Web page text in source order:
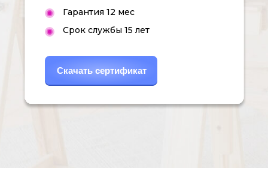
Скачать сертификат
Гарантия 12 мес
Срок службы 15 лет